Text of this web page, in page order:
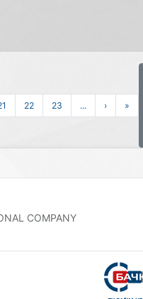
22 23 ... › »
COMPANY